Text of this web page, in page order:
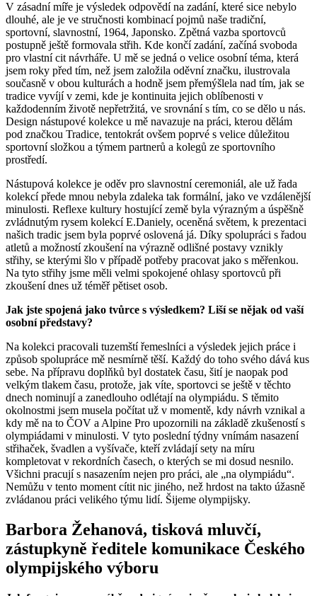
V zásadní míře je výsledek odpovědí na zadání, které sice nebylo
dlouhé, ale je ve stručnosti kombinací pojmů naše tradiční,
sportovní, slavnostní, 1964, Japonsko. Zpětná vazba sportovců
postupně ještě formovala střih. Kde končí zadání, začíná svoboda
pro vlastní cit návrháře. U mě se jedná o velice osobní téma, která
jsem roky před tím, než jsem založila oděvní značku, ilustrovala
současně v obou kulturách a hodně jsem přemýšlela nad tím, jak se
tradice vyvíjí v zemi, kde je kontinuita jejich oblíbenosti v
každodenním životě nepřetržitá, ve srovnání s tím, co se dělo u nás.
Design nástupové kolekce u mě navazuje na práci, kterou dělám
pod značkou Tradice, tentokrát ovšem poprvé s velice důležitou
sportovní složkou a týmem partnerů a kolegů ze sportovního
prostředí.
Nástupová kolekce je oděv pro slavnostní ceremoniál, ale už řada
kolekcí přede mnou nebyla zdaleka tak formální, jako ve vzdálenější
minulosti. Reflexe kultury hostující země byla výrazným a úspěšně
zvládnutým rysem kolekcí E.Daniely, oceněná světem, k prezentaci
našich tradic jsem byla poprvé oslovená já. Díky spolupráci s řadou
atletů a možností zkoušení na výrazně odlišné postavy vznikly
střihy, se kterými šlo v případě potřeby pracovat jako s měřenkou.
Na tyto střihy jsme měli velmi spokojené ohlasy sportovců při
zkoušení dnes už téměř pětiset osob.
Jak jste spojená jako tvůrce s výsledkem? Liší se nějak od vaší
osobní představy?
Na kolekci pracovali tuzemští řemeslníci a výsledek jejich práce i
způsob spolupráce mě nesmírně těší. Každý do toho svého dává kus
sebe. Na přípravu doplňků byl dostatek času, šití je naopak pod
velkým tlakem času, protože, jak víte, sportovci se ještě v těchto
dnech nominují a zanedlouho odlétají na olympiádu. S těmito
okolnostmi jsem musela počítat už v momentě, kdy návrh vznikal a
kdy mě na to ČOV a Alpine Pro upozornili na základě zkušeností s
olympiádami v minulosti. V tyto poslední týdny vnímám nasazení
střihaček, švadlen a vyšívače, kteří zvládají sety na míru
kompletovat v rekordních časech, o kterých se mi dosud nesnilo.
Všichni pracují s nasazením nejen pro práci, ale „na olympiádu“.
Nemůžu v tento moment cítit nic jiného, než hrdost na takto úžasně
zvládanou práci velikého týmu lidí. Šijeme olympijsky.
Barbora Žehanová, tisková mluvčí,
zástupkyně ředitele komunikace Českého
olympijského výboru